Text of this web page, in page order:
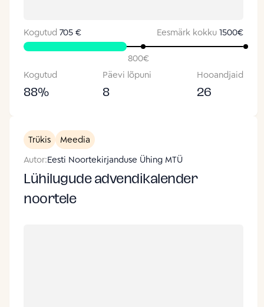
Kogutud 705 € Eesmärk kokku 1500€
800€
Kogutud
88%
Päevi lõpuni
8
Hooandjaid
26
Trükis
Meedia
Autor:Eesti Noortekirjanduse Ühing MTÜ
Lühilugude advendikalender
noortele